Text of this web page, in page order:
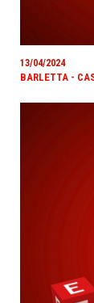
13/04/2024
BARLETTA -